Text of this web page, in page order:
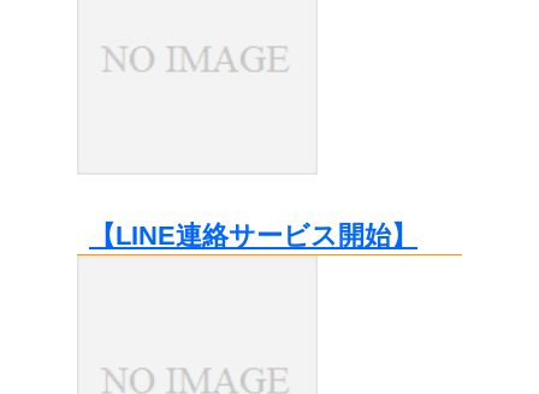
【LINE連絡サービス開始】